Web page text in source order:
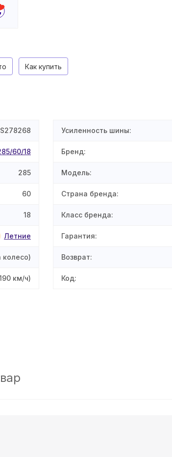
Как купить
60/18
285
60
18
Летние
колесо)
км/ч)
Усиленность шины:
Бренд:
Модель:
Страна бренда:
Класс бренда:
Гарантия:
Возврат:
Код: